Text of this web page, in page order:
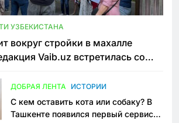
УЗБЕКИСТАНА
вокруг стройки в махалле
Vaib.uz встретилась со
ДОБРАЯ ЛЕНТА ИСТОРИИ
С кем оставить кота или собаку? В
Ташкенте появился первый сервис